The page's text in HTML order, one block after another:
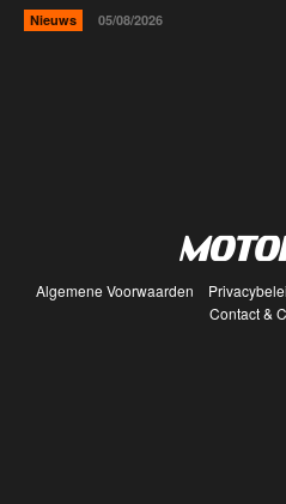
Nieuws 05/08/2026
Algemene Voorwaarden
Contact &